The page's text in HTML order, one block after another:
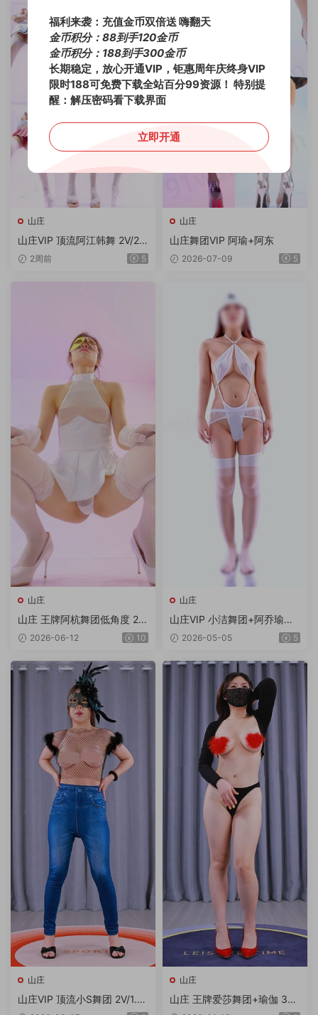
山庄
山庄VIP 顶流阿江韩舞 2V/2.0
9G/4K
2周前 5
山庄
山庄舞团VIP 阿瑜+阿东
2026-07-09 5
山庄
山庄 王牌阿杭舞团低角度 2V/
1.92G2026-06-12 10
山庄
山庄VIP 小洁舞团+阿乔瑜伽
合集 6V/6.99G/4K
2026-05-05 5
山庄
山庄VIP 顶流小S舞团 2V/1.7
山庄
山庄 王牌爱莎舞团+瑜伽 3V
福利来袭：充值金币双倍送 嗨翻天
金币积分：88到手120金币
金币积分：188到手300金币
长期稳定，放心开通VIP，钜惠周年庆终身VIP
限时188可免费下载全站百分99资源！ 特别提
醒：解压密码看下载界面
立即开通